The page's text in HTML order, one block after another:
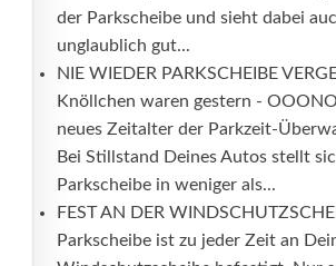
der Parkscheibe und sieht dabei
unglaublich gut...
NIE WIEDER PARKSCHEIBE
Knöllchen waren gestern -
neues Zeitalter der Parkzeit-
Bei Stillstand Deines Autos stellt
Parkscheibe in weniger als...
FEST AN DER
Parkscheibe ist zu jeder Zeit an